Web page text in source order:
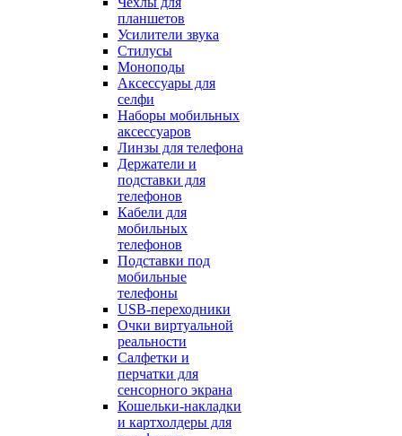
планшетов
Усилители звука
Стилусы
Моноподы
Аксессуары для
селфи
Наборы мобильных
аксессуаров
Линзы для телефона
Держатели и
подставки для
телефонов
Кабели для
мобильных
телефонов
Подставки под
мобильные
телефоны
USB-переходники
Очки виртуальной
реальности
Салфетки и
перчатки для
сенсорного экрана
Кошельки-накладки
и картхолдеры для